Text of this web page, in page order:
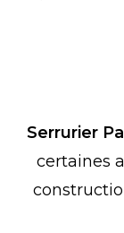
Serrurier
certaines